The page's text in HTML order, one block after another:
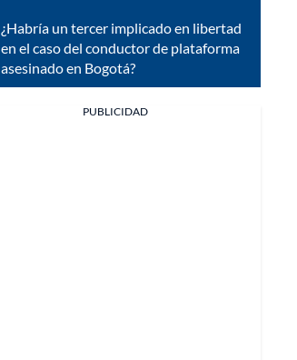
¿Habría un tercer implicado en libertad
en el caso del conductor de plataforma
asesinado en Bogotá?
PUBLICIDAD